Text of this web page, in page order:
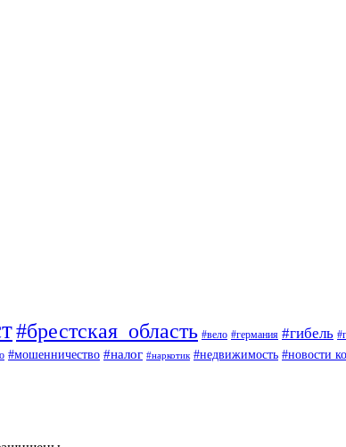
#брестская_область #вело #германия #гибель
#мошенничество #налог #наркотик #недвижимость #новости